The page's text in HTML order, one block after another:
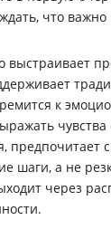
что важно
выстраивает
к
предпочитает
шаги, а не
через